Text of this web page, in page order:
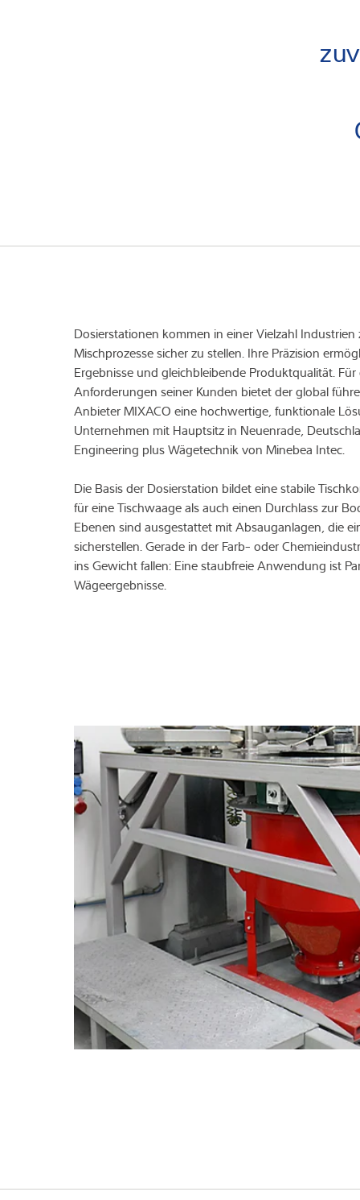
Dosierstationen kommen in einer Vielzahl
Mischprozesse sicher zu stellen. Ihre Präzision
Ergebnisse und gleichbleibende Produktqualität.
Anforderungen seiner Kunden bietet der global
Anbieter MIXACO eine hochwertige, funktionale
Unternehmen mit Hauptsitz in Neuenrade,
Engineering plus Wägetechnik von Minebea Intec.
Die Basis der Dosierstation bildet eine stabile
für eine Tischwaage als auch einen Durchlass zur
Ebenen sind ausgestattet mit Absauganlagen, die
sicherstellen. Gerade in der Farb- oder
ins Gewicht fallen: Eine staubfreie Anwendung ist
Wägeergebnisse.